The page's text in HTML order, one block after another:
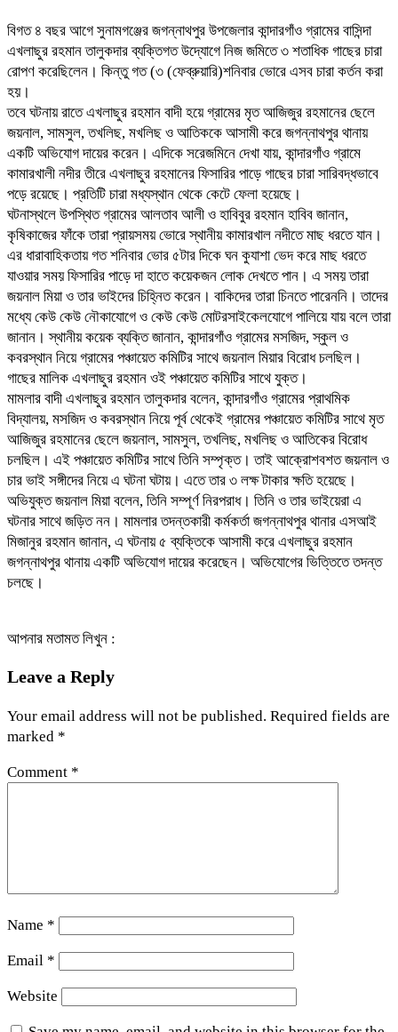
বিগত ৪ বছর আগে সুনামগঞ্জের জগন্নাথপুর উপজেলার কান্দারগাঁও গ্রামের বাসিন্দা
এখলাছুর রহমান তালুকদার ব্যক্তিগত উদ্যোগে নিজ জমিতে ৩ শতাধিক গাছের চারা
রোপণ করেছিলেন। কিন্তু গত (৩ (ফেব্রুয়ারি)শনিবার ভোরে এসব চারা কর্তন করা
হয়।
তবে ঘটনায় রাতে এখলাছুর রহমান বাদী হয়ে গ্রামের মৃত আজিজুর রহমানের ছেলে
জয়নাল, সামসুল, তখলিছ, মখলিছ ও আতিককে আসামী করে জগন্নাথপুর থানায়
একটি অভিযোগ দায়ের করেন। এদিকে সরেজমিনে দেখা যায়, কান্দারগাঁও গ্রামে
কামারখালী নদীর তীরে এখলাছুর রহমানের ফিসারির পাড়ে গাছের চারা সারিবদ্ধভাবে
পড়ে রয়েছে। প্রতিটি চারা মধ্যস্থান থেকে কেটে ফেলা হয়েছে।
ঘটনাস্থলে উপস্থিত গ্রামের আলতাব আলী ও হাবিবুর রহমান হাবিব জানান,
কৃষিকাজের ফাঁকে তারা প্রায়সময় ভোরে স্থানীয় কামারখাল নদীতে মাছ ধরতে যান।
এর ধারাবাহিকতায় গত শনিবার ভোর ৫টার দিকে ঘন কুযাশা ভেদ করে মাছ ধরতে
যাওয়ার সময় ফিসারির পাড়ে দা হাতে কয়েকজন লোক দেখতে পান। এ সময় তারা
জয়নাল মিয়া ও তার ভাইদের চিহ্নিত করেন। বাকিদের তারা চিনতে পারেননি। তাদের
মধ্যে কেউ কেউ নৌকাযোগে ও কেউ কেউ মোটরসাইকেলযোগে পালিয়ে যায় বলে তারা
জানান। স্থানীয় কয়েক ব্যক্তি জানান, কান্দারগাঁও গ্রামের মসজিদ, স্কুল ও
কবরস্থান নিয়ে গ্রামের পঞ্চায়েত কমিটির সাথে জয়নাল মিয়ার বিরোধ চলছিল।
গাছের মালিক এখলাছুর রহমান ওই পঞ্চায়েত কমিটির সাথে যুক্ত।
মামলার বাদী এখলাছুর রহমান তালুকদার বলেন, কান্দারগাঁও গ্রামের প্রাথমিক
বিদ্যালয়, মসজিদ ও কবরস্থান নিয়ে পূর্ব থেকেই গ্রামের পঞ্চায়েত কমিটির সাথে মৃত
আজিজুর রহমানের ছেলে জয়নাল, সামসুল, তখলিছ, মখলিছ ও আতিকের বিরোধ
চলছিল। এই পঞ্চায়েত কমিটির সাথে তিনি সম্পৃক্ত। তাই আক্রোশবশত জয়নাল ও
চার ভাই সঙ্গীদের নিয়ে এ ঘটনা ঘটায়। এতে তার ৩ লক্ষ টাকার ক্ষতি হয়েছে।
অভিযুক্ত জয়নাল মিয়া বলেন, তিনি সম্পূর্ণ নিরপরাধ। তিনি ও তার ভাইয়েরা এ
ঘটনার সাথে জড়িত নন। মামলার তদন্তকারী কর্মকর্তা জগন্নাথপুর থানার এসআই
মিজানুর রহমান জানান, এ ঘটনায় ৫ ব্যক্তিকে আসামী করে এখলাছুর রহমান
জগন্নাথপুর থানায় একটি অভিযোগ দায়ের করেছেন। অভিযোগের ভিত্তিতে তদন্ত
চলছে।
আপনার মতামত লিখুন :
Leave a Reply
Your email address will not be published. Required fields are
marked *
Comment *
Name *
Email *
Website